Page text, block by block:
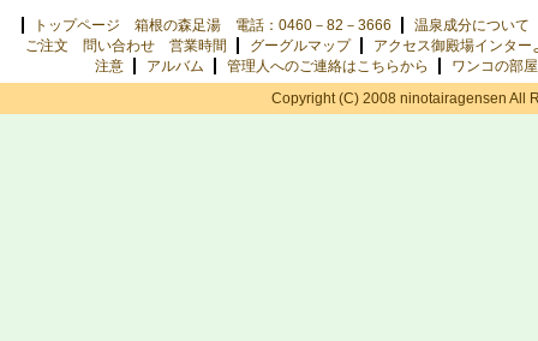
トップページ 箱根の森足湯 電話：0460－82－3666
温泉成分について
ご注文 問い合わせ 営業時間
グーグルマップ
アクセス御殿場インター
注意
アルバム 管理人へのご連絡はこちらから
ワンコの部屋
Copyright (C) 2008 ninotairagensen All